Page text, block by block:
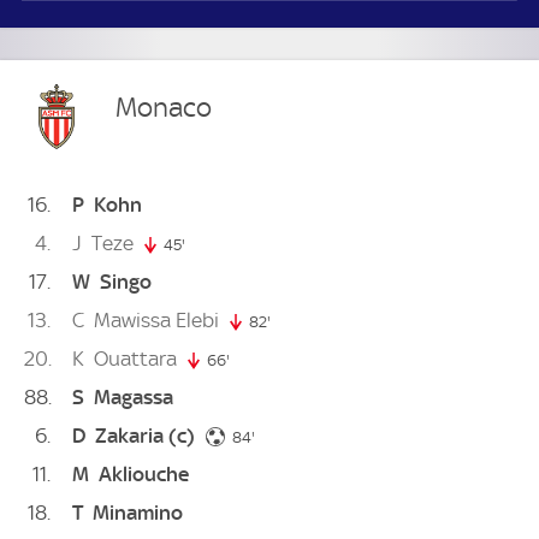
Monaco
16 P Kohn
4
J Teze 45'
17 W Singo
13
C Mawissa Elebi 82'
20 K Ouattara 66'
88 S Magassa
6
D Zakaria (c) 84'
11 M Akliouche
18
T Minamino